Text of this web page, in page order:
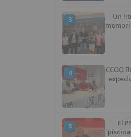
3
Un
4
CCOO
5
El